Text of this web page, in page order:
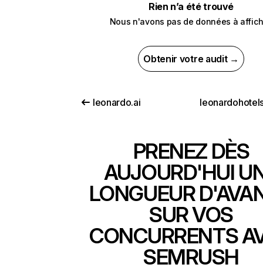
Rien n’a été trouvé
Nous n'avons pas de données à
Obtenir votre audit →
leonardo.ai
PRENEZ DÈS
AUJOURD'HUI
LONGUEUR
SUR VOS
CONCURRENTS
SEMRUSH